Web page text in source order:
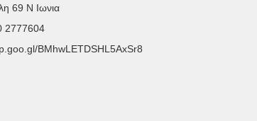
69 Ν Ιωνια
BMhwLETDSHL5AxSr8